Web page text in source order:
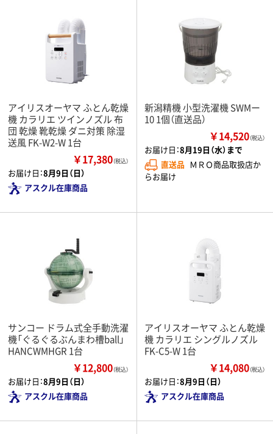
アイリスオーヤマ ふとん乾燥
機 カラリエ ツインノズル 布
団 乾燥 靴乾燥 ダニ対策 除湿
送風 FK-W2-W 1台
￥17,380（税込）
お届け日：8月9日（日）
アスクル在庫商品
新潟精機 小型洗濯機 SWMー
10 1個（直送品）
￥14,520（税込）
お届け日：8月19日（水）まで
直送品 ＭＲＯ商品取扱店か
らお届け
サンコー ドラム式全手動洗濯
機「ぐるぐるぶんまわ槽ball」
HANCWMHGR 1台
￥12,800（税込）
お届け日：8月9日（日）
アスクル在庫商品
アイリスオーヤマ ふとん乾燥
機 カラリエ シングルノズル
FK-C5-W 1台
￥14,080（税込）
お届け日：8月9日（日）
アスクル在庫商品